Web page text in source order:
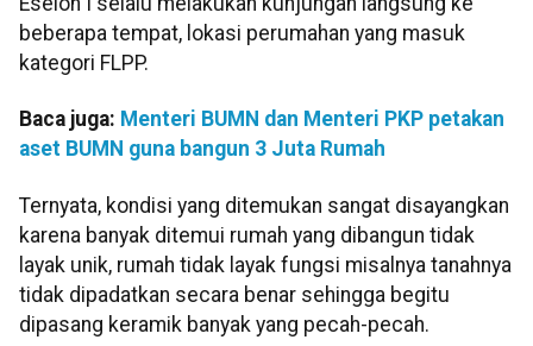
beberapa tempat, lokasi perumahan yang masuk
kategori FLPP.
Baca juga: Menteri BUMN dan Menteri PKP petakan
aset BUMN guna bangun 3 Juta Rumah
Ternyata, kondisi yang ditemukan sangat disayangkan
karena banyak ditemui rumah yang dibangun tidak
layak unik, rumah tidak layak fungsi misalnya tanahnya
tidak dipadatkan secara benar sehingga begitu
dipasang keramik banyak yang pecah-pecah.